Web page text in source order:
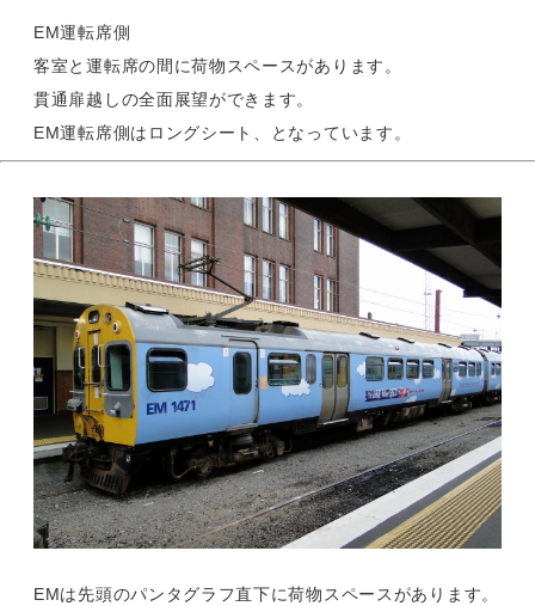
EM運転席側
客室と運転席の間に荷物スペースがあります。
貫通扉越しの全面展望ができます。
EM運転席側はロングシート、となっています。
EMは先頭のパンタグラフ直下に荷物スペースがあります。